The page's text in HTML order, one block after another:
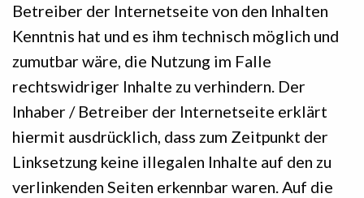
Betreiber der Internetseite von den Inhalten
Kenntnis hat und es ihm technisch möglich und
zumutbar wäre, die Nutzung im Falle
rechtswidriger Inhalte zu verhindern. Der
Inhaber / Betreiber der Internetseite erklärt
hiermit ausdrücklich, dass zum Zeitpunkt der
Linksetzung keine illegalen Inhalte auf den zu
verlinkenden Seiten erkennbar waren. Auf die